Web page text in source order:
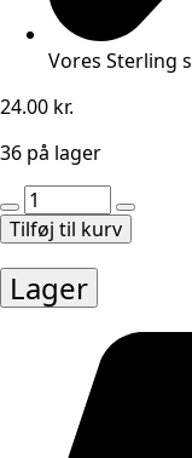
Vores Sterling
24.00 kr.
36 på lager
Perle
Karensølv
kantet
oval
6,5X2,8mm
Tilføj til kurv
Lager